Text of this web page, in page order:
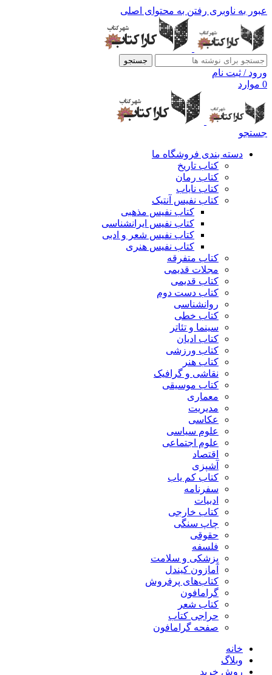
عبور به ناوبری رفتن به محتوای اصلی
جستجو
ورود / ثبت نام
0 موارد
جستجو
دسته بندی فروشگاه ما
کتاب تاریخ
کتاب رمان
کتاب نایاب
کتاب نفیس آنتیک
کتاب نفیس مذهبی
کتاب نفیس ایرانشناسی
کتاب نفیس شعر و ادبی
کتاب نفیس هنری
کتاب متفرقه
مجلات قدیمی
کتاب قدیمی
کتاب دست دوم
روانشناسی
کتاب خطی
سینما و تئاتر
کتاب ادیان
کتاب ورزشی
کتاب هنر
نقاشی و گرافیک
کتاب موسیقی
معماری
مدیریت
عکاسی
علوم سیاسی
علوم اجتماعی
اقتصاد
آشپزی
کتاب کم یاب
سفرنامه
ادبیات
کتاب خارجی
چاپ سنگی
حقوقی
فلسفه
پزشکی و سلامت
آمازون کیندل
کتاب‌های پرفروش
گرامافون
کتاب شعر
حراجی کتاب
صفحه گرامافون
خانه
وبلاگ
روش خرید